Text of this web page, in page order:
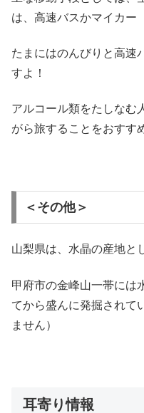
は、高速バスかマイカー
たまにはのんびりと高速
すよ！
アルコール類をたしなむ
がら旅することをおすす
＜その他＞
山梨県は、水晶の産地と
甲府市の金峰山一帯には
てから盛んに発掘されて
ません）
耳寄り情報